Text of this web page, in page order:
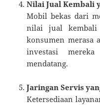
Nilai Jual Kembali
Mobil bekas dari
nilai jual
konsumen merasa
investasi
mendatang.
Jaringan Servis
Ketersediaan